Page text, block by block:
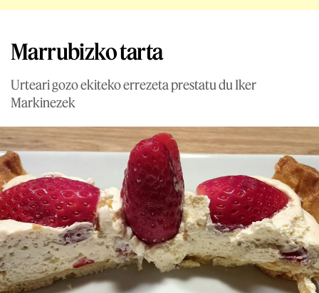
Marrubizko tarta
Urteari gozo ekiteko errezeta prestatu du Iker
Markinezek